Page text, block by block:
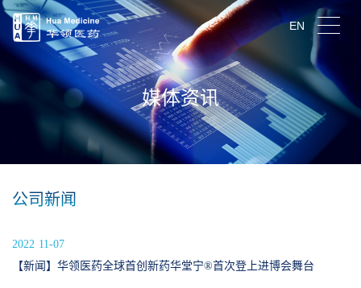
EN
媒体资讯
公司新闻
11-07
2022
【新闻】华领医药全球首创新药华堂宁®首次登上进博会舞台